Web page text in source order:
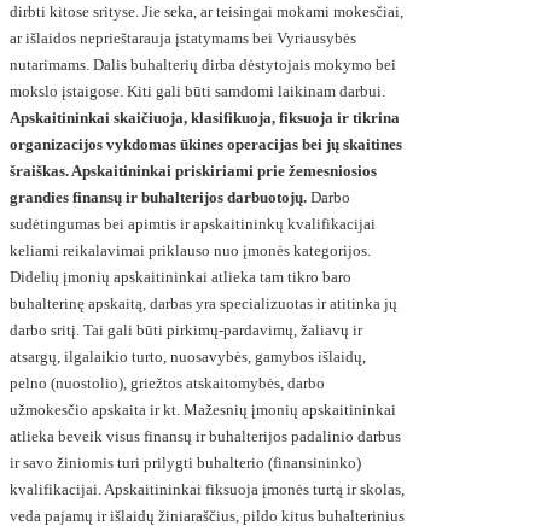
dirbti kitose srityse. Jie seka, ar teisingai mokami mokesčiai,
ar išlaidos neprieštarauja įstatymams bei Vyriausybės
nutarimams. Dalis buhalterių dirba dėstytojais mokymo bei
mokslo įstaigose. Kiti gali būti samdomi laikinam darbui.
Apskaitininkai skaičiuoja, klasifikuoja, fiksuoja ir tikrina
organizacijos vykdomas ūkines operacijas bei jų skaitines
šraiškas. Apskaitininkai priskiriami prie žemesniosios
grandies finansų ir buhalterijos darbuotojų. Darbo
sudėtingumas bei apimtis ir apskaitininkų kvalifikacijai
keliami reikalavimai priklauso nuo įmonės kategorijos.
Didelių įmonių apskaitininkai atlieka tam tikro baro
buhalterinę apskaitą, darbas yra specializuotas ir atitinka jų
darbo sritį. Tai gali būti pirkimų-pardavimų, žaliavų ir
atsargų, ilgalaikio turto, nuosavybės, gamybos išlaidų,
pelno (nuostolio), griežtos atskaitomybės, darbo
užmokesčio apskaita ir kt. Mažesnių įmonių apskaitininkai
atlieka beveik visus finansų ir buhalterijos padalinio darbus
ir savo žiniomis turi prilygti buhalterio (finansininko)
kvalifikacijai. Apskaitininkai fiksuoja įmonės turtą ir skolas,
veda pajamų ir išlaidų žiniaraščius, pildo kitus buhalterinius